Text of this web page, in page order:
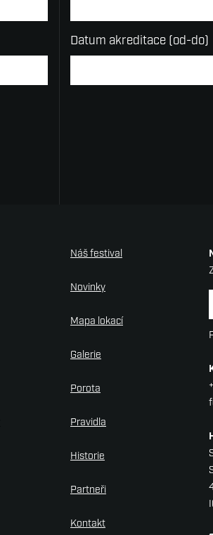
Datum akreditace (od-do)
Náš festival
Novinky
Mapa lokací
Galerie
Porota
Pravidla
Historie
Partneři
Kontakt